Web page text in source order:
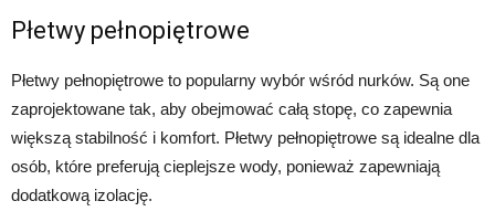
Płetwy pełnopiętrowe
Płetwy pełnopiętrowe to popularny wybór wśród nurków. Są one
zaprojektowane tak, aby obejmować całą stopę, co zapewnia
większą stabilność i komfort. Płetwy pełnopiętrowe są idealne dla
osób, które preferują cieplejsze wody, ponieważ zapewniają
dodatkową izolację.